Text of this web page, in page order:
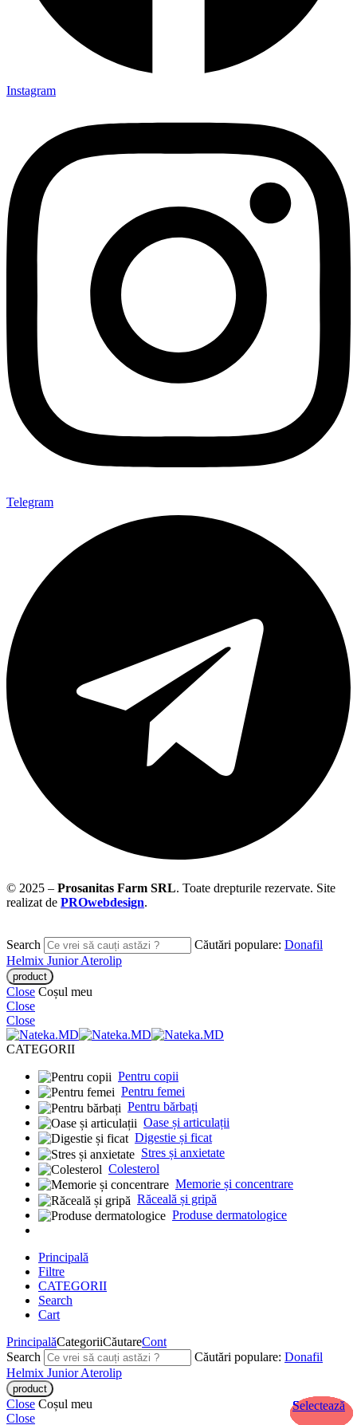
Selectează
Selectează
Selectează
Selectează
Selectează
Selectează
Selectează
Selectează
Selectează
Instagram
Telegram
© 2025 – Prosanitas Farm SRL. Toate drepturile rezervate. Site
realizat de PROwebdesign.
Search Căutări populare: Donafil
Helmix JuniorAterolip
Close Coșul meu
Close
Close
CATEGORII
Pentru copii
Pentru femei
Pentru bărbați
Oase și articulații
Digestie și ficat
Stres și anxietate
Colesterol
Memorie și concentrare
Răceală și gripă
Produse dermatologice
Principală
Filtre
CATEGORII
Search
Cart
PrincipalăCategoriiCăutareCont
Search
Căutări populare: Donafil
Helmix JuniorAterolip
Close Coșul meu
Close